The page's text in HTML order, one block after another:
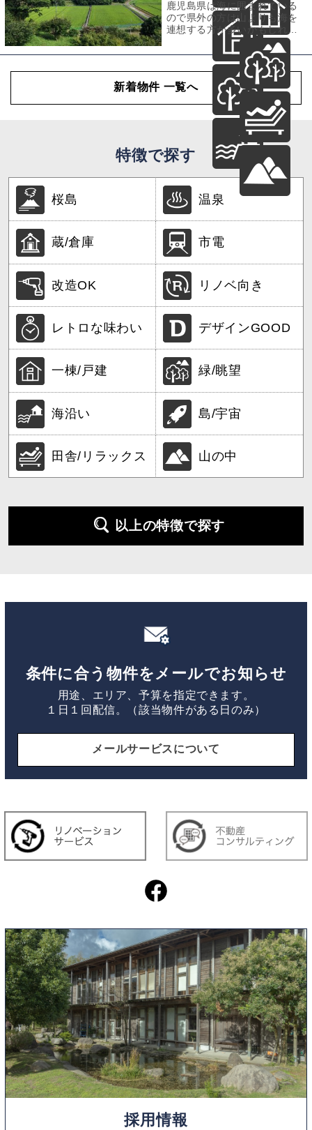
鹿児島県は海に囲まれている
ので県外の方は山よりも海を
連想する方が多いかもしれま
せん、でも実は海に負けない
くらい山林も豊か
新着物件 一覧へ
特徴で探す
桜島 温泉
蔵/倉庫 市電
改造OK リノベ向き
レトロな味わい デザインGOOD
一棟/戸建 緑/眺望
海沿い 島/宇宙
田舎/リラックス 山の中
以上の特徴で探す
条件に合う物件をメールでお知らせ
用途、エリア、予算を指定できます。
１日１回配信。（該当物件がある日のみ）
メールサービスについて
採用情報